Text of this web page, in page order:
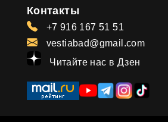
Контакты
+7 916 167 51 51
vestiabad@gmail.com
Читайте нас в Дзен